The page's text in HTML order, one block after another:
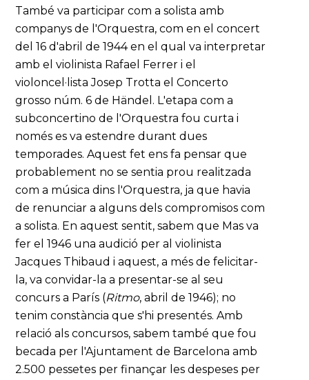
També va participar com a solista amb
companys de l'Orquestra, com en el concert
del 16 d'abril de 1944 en el qual va interpretar
amb el violinista Rafael Ferrer i el
violoncel·lista Josep Trotta el Concerto
grosso núm. 6 de Händel. L'etapa com a
subconcertino de l'Orquestra fou curta i
només es va estendre durant dues
temporades. Aquest fet ens fa pensar que
probablement no se sentia prou realitzada
com a música dins l'Orquestra, ja que havia
de renunciar a alguns dels compromisos com
a solista. En aquest sentit, sabem que Mas va
fer el 1946 una audició per al violinista
Jacques Thibaud i aquest, a més de felicitar-
la, va convidar-la a presentar-se al seu
concurs a París (Ritmo, abril de 1946); no
tenim constància que s'hi presentés. Amb
relació als concursos, sabem també que fou
becada per l'Ajuntament de Barcelona amb
2.500 pessetes per finançar les despeses per